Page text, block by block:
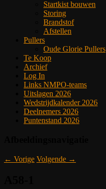
Startkist bouwen
Storing
Brandstof
Afstellen
Pullers
Oude Glorie Pullers
Te Koop
Archief
Log In
Links NMPO-teams
Uitslagen 2026
Wedstrijdkalender 2026
Deelnemers 2026
Puntenstand 2026
← Vorige Volgende →